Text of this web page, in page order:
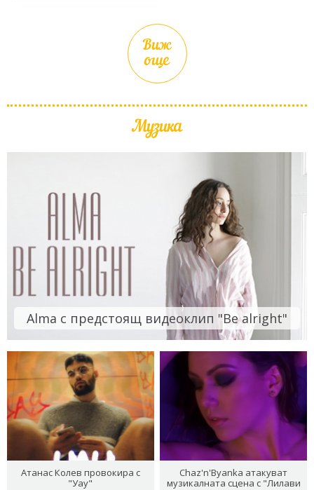
Виж
още
Музика
Alma с предстоящ видеоклип "Be alright"
Атанас Колев провокира с
"Уау"
Chaz'n'Byanka атакуват
музикалната сцена с "Лилави